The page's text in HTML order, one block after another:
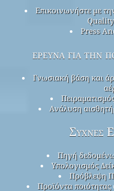
Επικοινωνήστε με
Press
έρευνα για την
Γνωσιακή βάση και
Ανάλυση
Συχνές
Πηγή
Υπολογισμός
Πρόβλεψη
Προϊόντα